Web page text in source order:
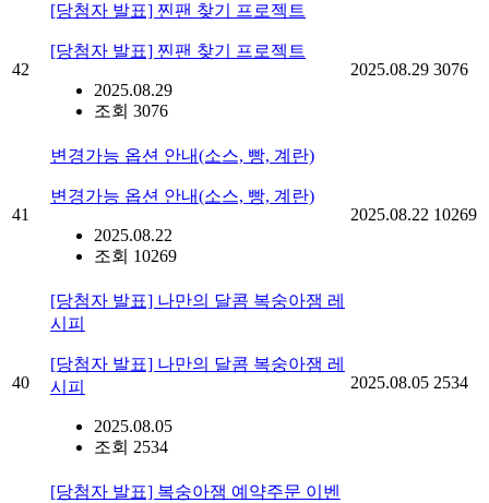
42
[당첨자 발표] 찐팬 찾기 프로젝트
[당첨자 발표] 찐팬 찾기 프로젝트
2025.08.29
조회 3076
2025.08.29 3076
41
변경가능 옵션 안내(소스, 빵, 계란)
변경가능 옵션 안내(소스, 빵, 계란)
2025.08.22
조회 10269
2025.08.22 10269
40
[당첨자 발표] 나만의 달콤 복숭아잼 레
시피
[당첨자 발표] 나만의 달콤 복숭아잼 레
시피
2025.08.05
조회 2534
2025.08.05 2534
[당첨자 발표] 복숭아잼 예약주문 이벤